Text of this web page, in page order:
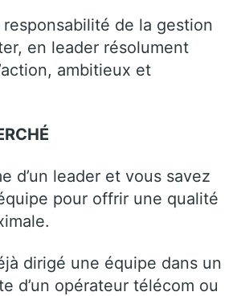
de la gestion
en leader résolument
ambitieux et
d’un leader et vous savez
pour offrir une qualité
dirigé une équipe dans un
d’un opérateur télécom ou